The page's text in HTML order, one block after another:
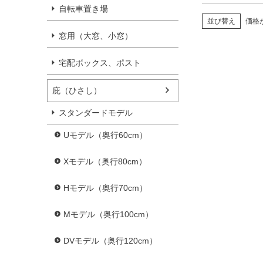
自転車置き場
窓用（大窓、小窓）
宅配ボックス、ポスト
庇（ひさし）
スタンダードモデル
Uモデル（奥行60cm）
Xモデル（奥行80cm）
Hモデル（奥行70cm）
Mモデル（奥行100cm）
DVモデル（奥行120cm）
並び替え 価格